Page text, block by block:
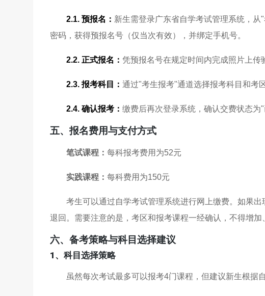
2.1. 预报名： 新生需登录广东省自学考试管理系统，
密码，获得预报名号（仅当次有效），并绑定手机号。
2.2. 正式报名： 凭预报名号在规定时间内完成照片上传
2.3. 报考科目： 通过"考生报考"通道选择报考科目和考
2.4. 确认报考： 缴费后再次登录系统，确认交费状态为
五、报名费用与支付方式
笔试课程： 每科报考费用为52元
实践课程： 每科费用为150元
考生可以通过自学考试管理系统进行网上缴费。如果
退回。需要注意的是，考区和报考课程一经确认，不得增加
六、备考策略与科目选择建议
1、科目选择策略
虽然每次考试最多可以报考4门课程，但建议新生根据